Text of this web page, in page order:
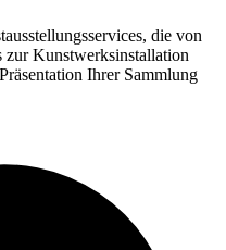
die von
zur Kunstwerksinstallation
Ihrer Sammlung